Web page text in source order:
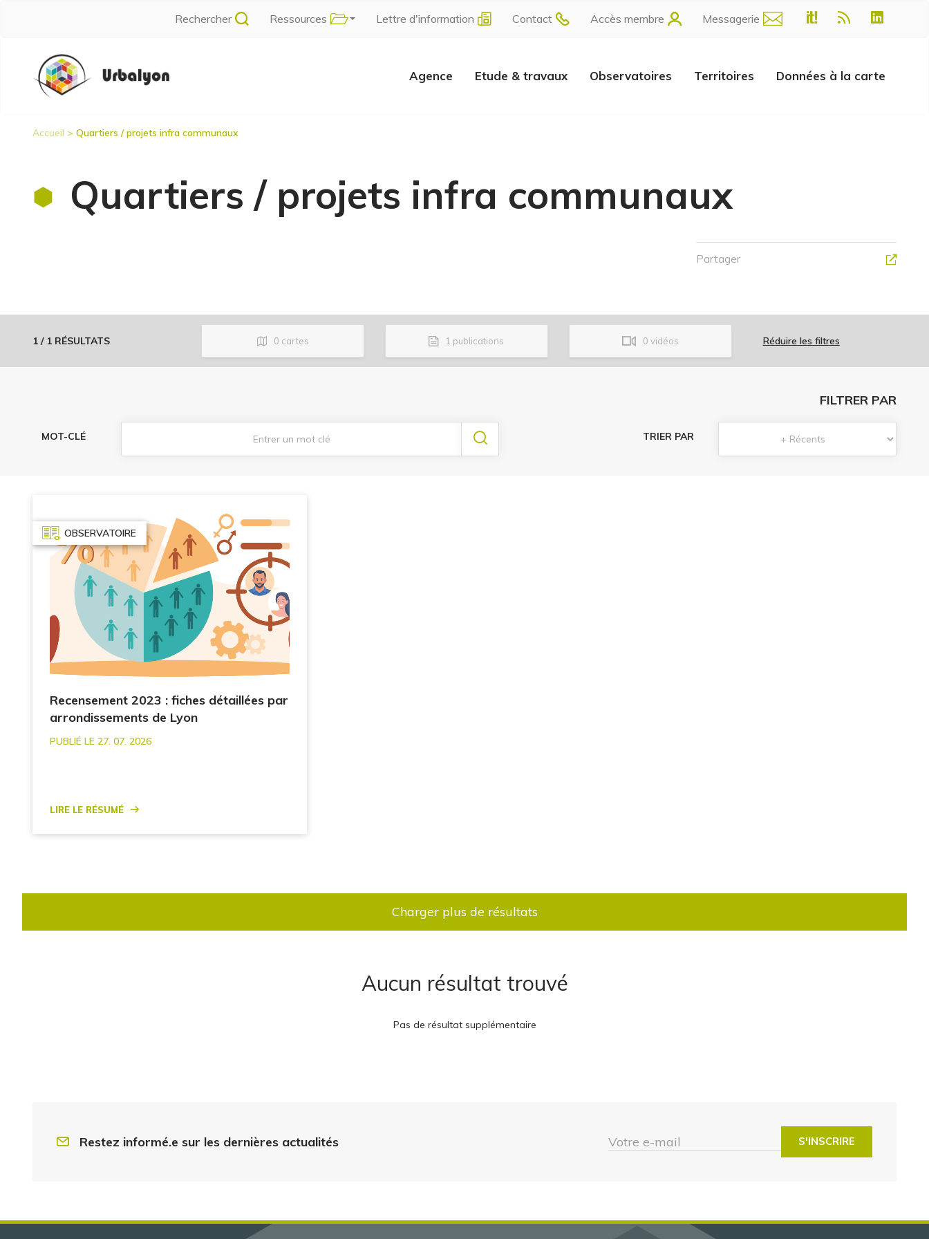
Rechercher Ressources Lettre d'information Contact Accès membre Messagerie
Navigation
principale
Agence Etude & travaux Observatoires Territoires Données à la carte
Accueil Quartiers / projets infra communaux
Quartiers / projets infra communaux
Partager
1 / 1 RÉSULTATS 0 cartes 1 publications 0 vidéos Réduire les filtres
FILTRER PAR
MOT-CLÉ TRIER PAR
OBSERVATOIRE
Recensement 2023 : fiches détaillées par
arrondissements de Lyon
PUBLIÉ LE 27. 07. 2026
Lire le résumé
Charger plus de résultats
Aucun résultat trouvé
Pas de résultat supplémentaire
Restez informé.e sur les dernières actualités Votre e-mail